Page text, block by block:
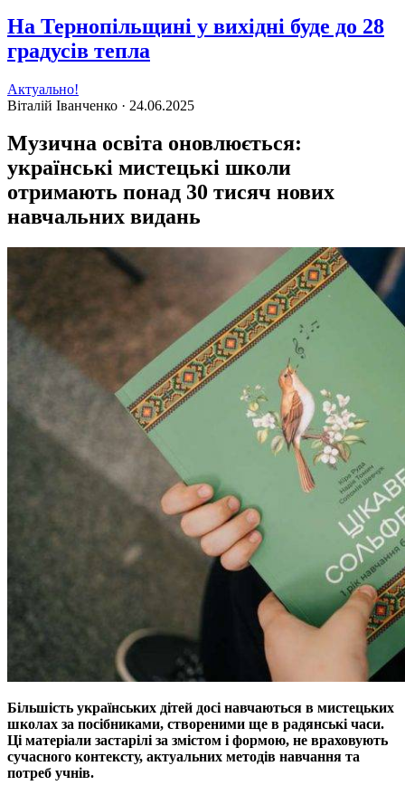
На Тернопільщині у вихідні буде до 28
градусів тепла
Актуально!
Віталій Іванченко · 24.06.2025
Музична освіта оновлюється:
українські мистецькі школи
отримають понад 30 тисяч нових
навчальних видань
Більшість українських дітей досі навчаються в мистецьких
школах за посібниками, створеними ще в радянські часи.
Ці матеріали застарілі за змістом і формою, не враховують
сучасного контексту, актуальних методів навчання та
потреб учнів.